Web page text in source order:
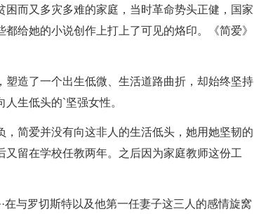
困而又多灾多难的家庭，当时革命势头正健，国家
给她的小说创作上打上了可见的烙印。《简爱》
造了一个出生低微、生活道路曲折，却始终坚持
生低头的`坚强女性。
简爱并没有向这非人的生活低头，她用她坚韧的
留在学校任教两年。之后因为家庭教师这份工
在与罗切斯特以及他第一任妻子这三人的感情旋窝